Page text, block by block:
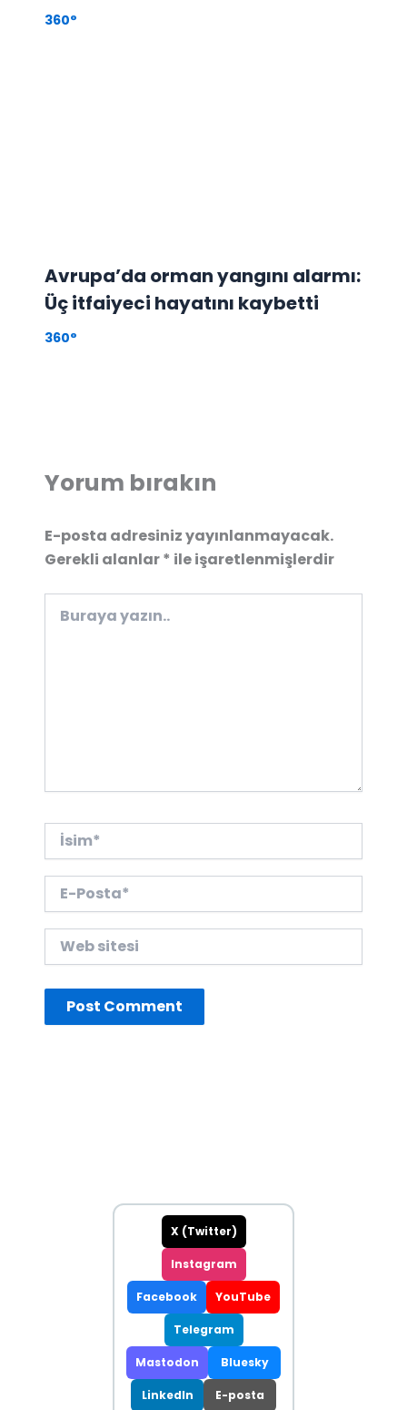
360°
Avrupa’da orman yangını alarmı:
Üç itfaiyeci hayatını kaybetti
360°
Yorum bırakın
E-posta adresiniz yayınlanmayacak.
Gerekli alanlar* ile işaretlenmişlerdir
yazın..
İsim*
Posta*
sitesi
X (Twitter)
Instagram
Facebook YouTube
Telegram
Mastodon Bluesky
LinkedIn E-posta